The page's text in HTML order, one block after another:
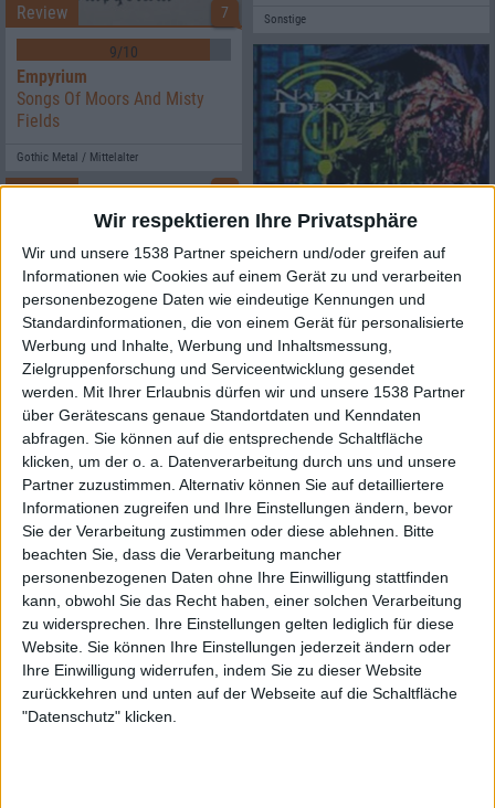
Wir respektieren Ihre Privatsphäre
Wir und unsere 1538 Partner speichern und/oder greifen auf
Informationen wie Cookies auf einem Gerät zu und verarbeiten
personenbezogene Daten wie eindeutige Kennungen und
Standardinformationen, die von einem Gerät für personalisierte
Werbung und Inhalte, Werbung und Inhaltsmessung,
Zielgruppenforschung und Serviceentwicklung gesendet
werden.
Mit Ihrer Erlaubnis dürfen wir und unsere 1538 Partner
über Gerätescans genaue Standortdaten und Kenndaten
abfragen. Sie können auf die entsprechende Schaltfläche
klicken, um der o. a. Datenverarbeitung durch uns und unsere
Partner zuzustimmen. Alternativ können Sie auf detailliertere
Informationen zugreifen und Ihre Einstellungen ändern, bevor
Sie der Verarbeitung zustimmen oder diese ablehnen.
Bitte
beachten Sie, dass die Verarbeitung mancher
personenbezogenen Daten ohne Ihre Einwilligung stattfinden
kann, obwohl Sie das Recht haben, einer solchen Verarbeitung
zu widersprechen. Ihre Einstellungen gelten lediglich für diese
Website. Sie können Ihre Einstellungen jederzeit ändern oder
Ihre Einwilligung widerrufen, indem Sie zu dieser Website
zurückkehren und unten auf der Webseite auf die Schaltfläche
"Datenschutz" klicken.
Review
9/10
Empyrium
Songs Of Moors And Misty
Fields
7
Gothic Metal / Mittelalter
Sonstige
Review
6/10
Napalm Death
Diatribes
Hardcore / Grindcore
Review
5/10
Angizia
Das Tagebuch Der Hanna
Anikin
1
Review
7/10
Ember
Within The Realm Of The
Snowqueen / The Gate
Black Metal
Review
9/10
Dismal Euphony
Review
9/10
XIII
Serpentyne
Gothic Metal / Mittelalter